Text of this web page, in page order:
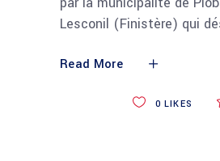
Lesconil (Finistère) qui
Read More
0 LIKES